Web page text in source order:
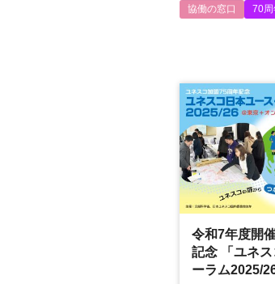
協働の窓口
70周
令和7年度開
記念 「ユネ
ーラム2025/26